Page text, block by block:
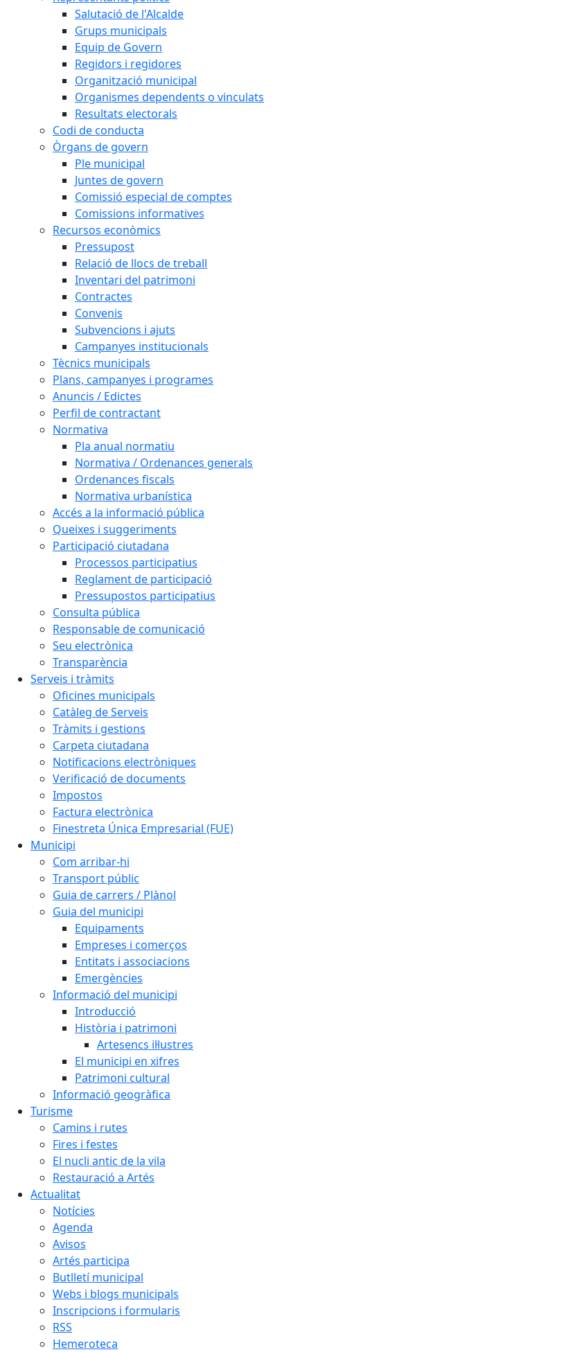
Salutació de l'Alcalde
Grups municipals
Equip de Govern
Regidors i regidores
Organització municipal
Organismes dependents o vinculats
Resultats electorals
Codi de conducta
Òrgans de govern
Ple municipal
Juntes de govern
Comissió especial de comptes
Comissions informatives
Recursos econòmics
Pressupost
Relació de llocs de treball
Inventari del patrimoni
Contractes
Convenis
Subvencions i ajuts
Campanyes institucionals
Tècnics municipals
Plans, campanyes i programes
Anuncis / Edictes
Perfil de contractant
Normativa
Pla anual normatiu
Normativa / Ordenances generals
Ordenances fiscals
Normativa urbanística
Accés a la informació pública
Queixes i suggeriments
Participació ciutadana
Processos participatius
Reglament de participació
Pressupostos participatius
Consulta pública
Responsable de comunicació
Seu electrònica
Transparència
Serveis i tràmits
Oficines municipals
Catàleg de Serveis
Tràmits i gestions
Carpeta ciutadana
Notificacions electròniques
Verificació de documents
Impostos
Factura electrònica
Finestreta Única Empresarial (FUE)
Municipi
Com arribar-hi
Transport públic
Guia de carrers / Plànol
Guia del municipi
Equipaments
Empreses i comerços
Entitats i associacions
Emergències
Informació del municipi
Introducció
Història i patrimoni
Artesencs il·lustres
El municipi en xifres
Patrimoni cultural
Informació geogràfica
Turisme
Camins i rutes
Fires i festes
El nucli antic de la vila
Restauració a Artés
Actualitat
Notícies
Agenda
Avisos
Artés participa
Butlletí municipal
Webs i blogs municipals
Inscripcions i formularis
RSS
Hemeroteca